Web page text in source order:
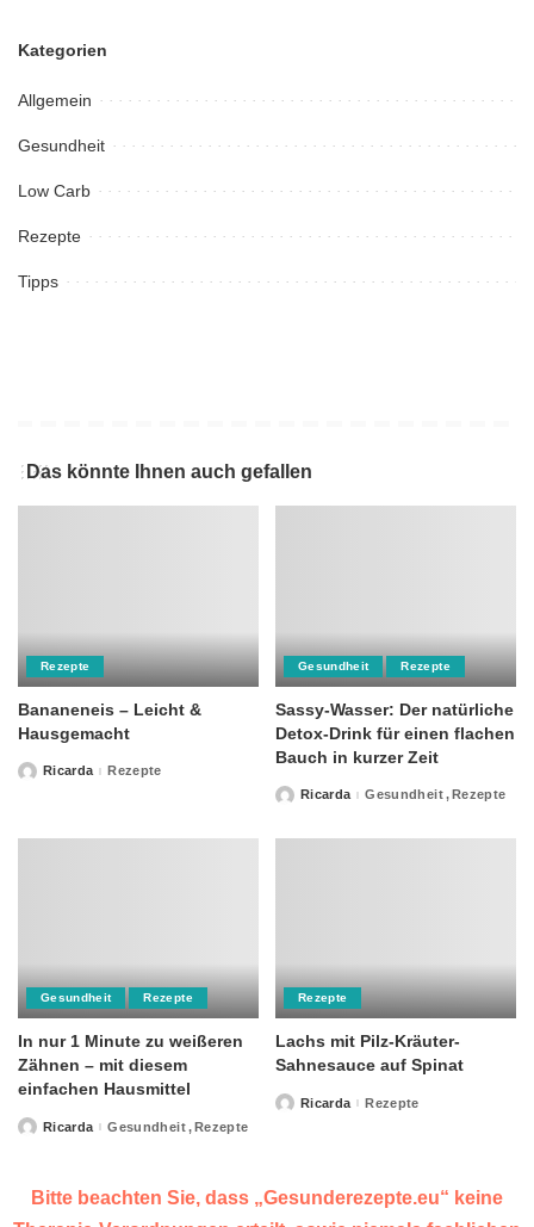
Kategorien
Allgemein
Gesundheit
Low Carb
Rezepte
Tipps
Das könnte Ihnen auch gefallen
Rezepte
Bananeneis – Leicht &
Hausgemacht
PostedRicarda Rezepte
Gesundheit Rezepte
Sassy-Wasser: Der natürliche
Detox-Drink für einen flachen
Bauch in kurzer Zeit
PostedRicarda Gesundheit Rezepte
Gesundheit Rezepte
In nur 1 Minute zu weißeren
Zähnen – mit diesem
einfachen Hausmittel
PostedRicarda Gesundheit Rezepte
Rezepte
Lachs mit Pilz-Kräuter-
Sahnesauce auf Spinat
PostedRicarda Rezepte
Bitte beachten Sie, dass „Gesunderezepte.eu“ keine